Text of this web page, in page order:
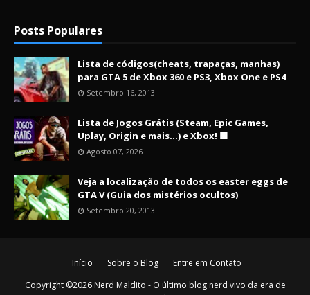
Posts Populares
Lista de códigos(cheats, trapaças, manhas)
para GTA 5 de Xbox 360 e PS3, Xbox One e PS4
Setembro 16, 2013
Lista de Jogos Grátis (Steam, Epic Games,
Uplay, Origin e mais...) e Xbox! 🟩
Agosto 07, 2026
Veja a localização de todos os easter eggs de
GTA V (Guia dos mistérios ocultos)
Setembro 20, 2013
Início Sobre o Blog
Entre em Contato
Copyright ©2026 Nerd Maldito - O último blog nerd vivo da era de